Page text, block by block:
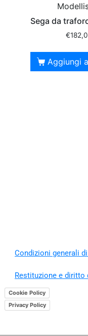
Sega da
€
Aggiungi
Condizioni generali
Restituzione e diritto
Cookie Policy
Privacy Policy